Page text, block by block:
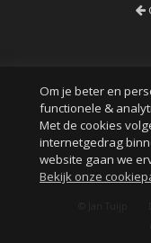
Om je beter en
functionele &
Met de cookies
internetgedrag
website gaan we
Bekijk onze